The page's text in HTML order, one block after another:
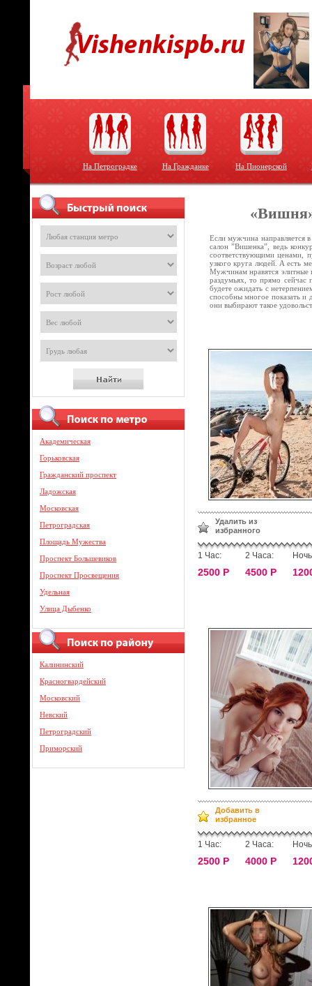
На Петроградке На Гражданке На Пионерской
Академическая
Горьковская
Гражданский проспект
Ладожская
Московская
Петроградская
Площадь Мужества
Проспект Большевиков
Проспект Просвещения
Удельная
Улица Дыбенко
Калининский
Красногвардейский
Московский
Невский
Петроградский
Приморский
Если мужчина направляется
салон ”Вишенка”, ведь
соответствующими ценами,
узкого круга людей. А есть
Мужчинам нравятся элитные
раздумьях, то прямо сейчас
будете ожидать с
способны многое показать и
они выбирают такое
Удалить из
избранного
1 Час:
2500 Р
2 Часа:
4500 Р
Добавить в
избранное
1 Час:
2500 Р
2 Часа:
4000 Р